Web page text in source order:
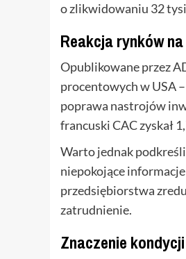
o zlikwidowaniu 32
Reakcja rynków
Opublikowane przez
procentowych w USA
poprawa nastrojów
francuski CAC zyskał
Warto jednak
niepokojące
przedsiębiorstwa
zatrudnienie.
Znaczenie